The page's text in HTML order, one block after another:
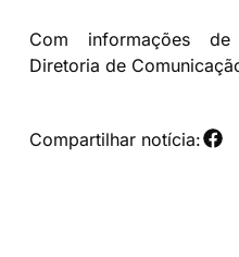
Com informações
Diretoria de
Compartilhar notícia: